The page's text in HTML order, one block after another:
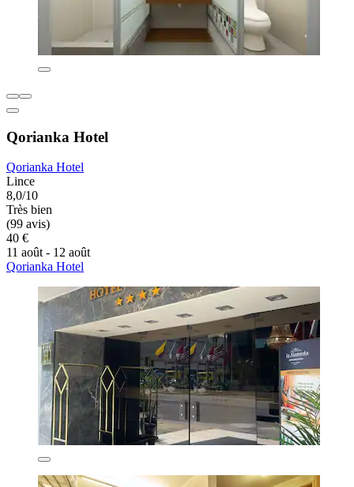
Qorianka Hotel
Qorianka Hotel
Lince
8,0/10
Très bien
(99 avis)
40 €
11 août - 12 août
Qorianka Hotel